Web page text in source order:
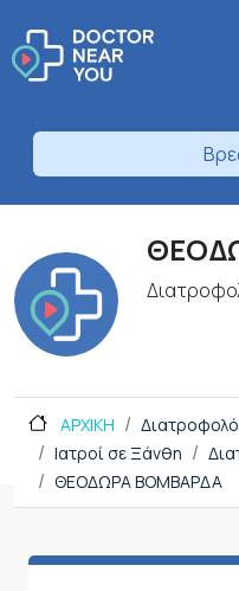
ΑΡΧΙΚΗ
Ιατροί σε Ξάνθη
ΘΕΟΔΩΡΑ ΒΟΜΒΑΡΔΑ